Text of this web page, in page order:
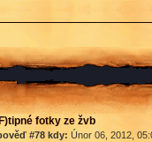
fotky ze žvb
#78 kdy: Únor 06, 2012,